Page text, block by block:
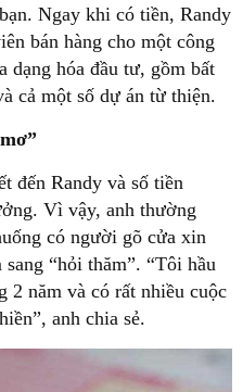
Ngay khi có tiền, Randy
bán hàng cho một công
dạng hóa đầu tư, gồm bất
cả một số dự án từ thiện.
đến Randy và số tiền
Vì vậy, anh thường
có người gõ cửa xin
“hỏi thăm”. “Tôi hầu
2 năm và có rất nhiều cuộc
anh chia sẻ.